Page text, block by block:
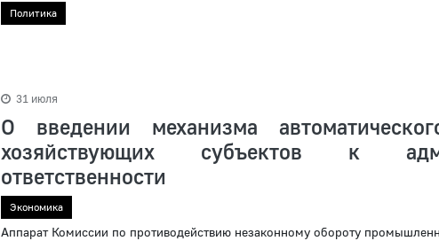
Политика
31 июля
О введении механизма
хозяйствующих субъектов к
ответственности
Экономика
Аппарат Комиссии по противодействию незаконному обороту